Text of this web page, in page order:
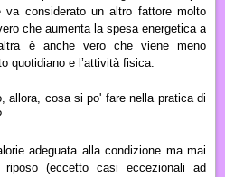
va considerato un altro fattore molto
che aumenta la spesa energetica a
è anche vero che viene meno
quotidiano e l’attività fisica.
allora, cosa si po' fare nella pratica di
adeguata alla condizione ma mai
(eccetto casi eccezionali ad